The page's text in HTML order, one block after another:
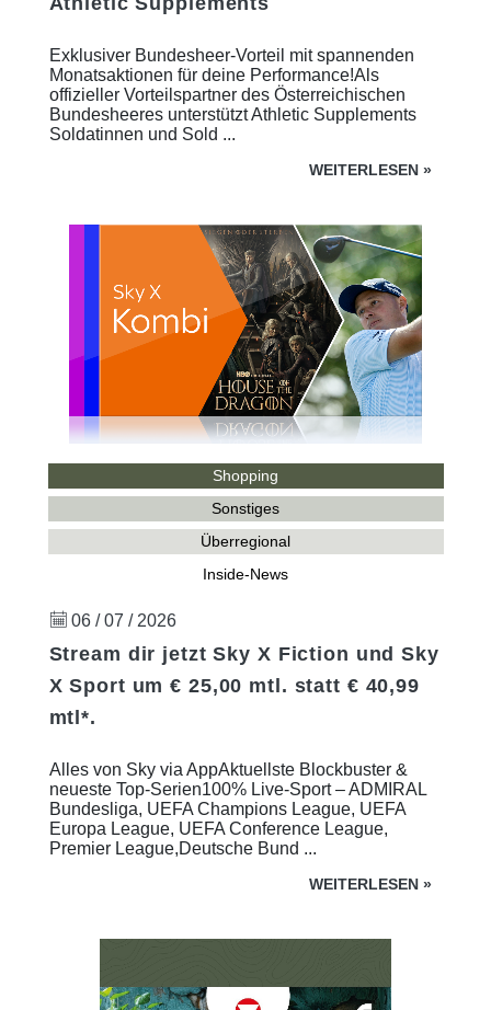
Exklusiver Bundesheer-Vorteil mit spannenden
Monatsaktionen für deine Performance!Als
offizieller Vorteilspartner des Österreichischen
Bundesheeres unterstützt Athletic Supplements
Soldatinnen und Sold ...
WEITERLESEN »
Shopping
Sonstiges
Überregional
Inside-News
06 / 07 / 2026
Stream dir jetzt Sky X Fiction und Sky
X Sport um € 25,00 mtl. statt € 40,99
mtl*.
Alles von Sky via AppAktuellste Blockbuster &
neueste Top-Serien100% Live-Sport – ADMIRAL
Bundesliga, UEFA Champions League, UEFA
Europa League, UEFA Conference League,
Premier League,Deutsche Bund ...
WEITERLESEN »